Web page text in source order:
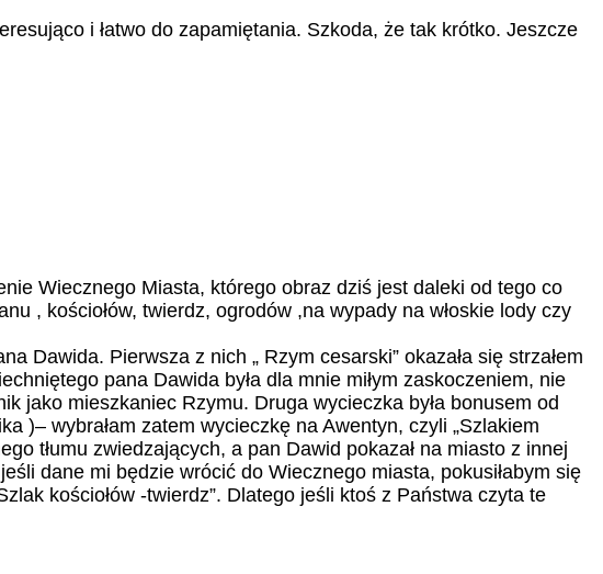
i łatwo do zapamiętania. Szkoda, że tak krótko. Jeszcze
Wiecznego Miasta, którego obraz dziś jest daleki od tego co
, kościołów, twierdz, ogrodów ,na wypady na włoskie lody czy
Dawida. Pierwsza z nich „ Rzym cesarski” okazała się strzałem
pana Dawida była dla mnie miłym zaskoczeniem, nie
jako mieszkaniec Rzymu. Druga wycieczka była bonusem od
)– wybrałam zatem wycieczkę na Awentyn, czyli „Szlakiem
tłumu zwiedzających, a pan Dawid pokazał na miasto z innej
dane mi będzie wrócić do Wiecznego miasta, pokusiłabym się
kościołów -twierdz”. Dlatego jeśli ktoś z Państwa czyta te